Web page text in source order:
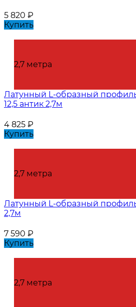
5 820 ₽
Купить
2,7 метра
Латунный L-образный профиль
12,5 антик 2,7м
4 825 ₽
Купить
2,7 метра
Латунный L-образный
2,7м
7 590 ₽
Купить
2,7 метра